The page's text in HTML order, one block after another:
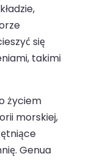
się
takimi
życiem
morskiej,
Genua